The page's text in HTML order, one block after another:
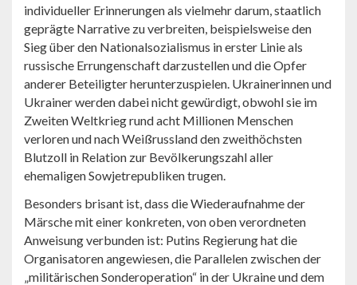
individueller Erinnerungen als vielmehr darum, staatlich
geprägte Narrative zu verbreiten, beispielsweise den
Sieg über den Nationalsozialismus in erster Linie als
russische Errungenschaft darzustellen und die Opfer
anderer Beteiligter herunterzuspielen. Ukrainerinnen und
Ukrainer werden dabei nicht gewürdigt, obwohl sie im
Zweiten Weltkrieg rund acht Millionen Menschen
verloren und nach Weißrussland den zweithöchsten
Blutzoll in Relation zur Bevölkerungszahl aller
ehemaligen Sowjetrepubliken trugen.
Besonders brisant ist, dass die Wiederaufnahme der
Märsche mit einer konkreten, von oben verordneten
Anweisung verbunden ist: Putins Regierung hat die
Organisatoren angewiesen, die Parallelen zwischen der
„militärischen Sonderoperation“ in der Ukraine und dem